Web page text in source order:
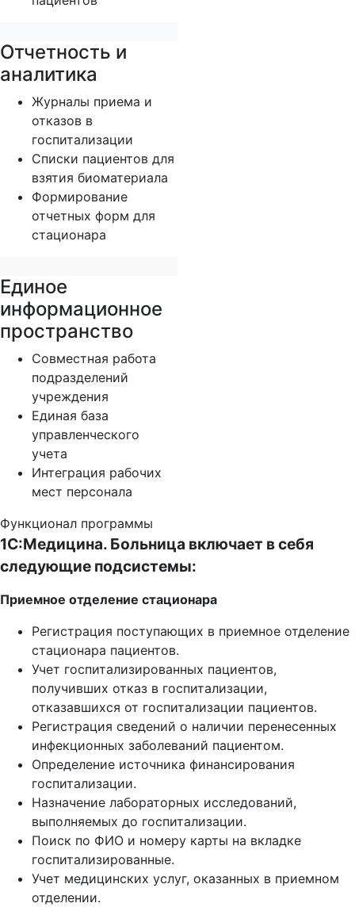
Отчетность и
аналитика
Журналы приема и
отказов в
госпитализации
Списки пациентов для
взятия биоматериала
Формирование
отчетных форм для
стационара
Единое
информационное
пространство
Совместная работа
подразделений
учреждения
Единая база
управленческого
учета
Интеграция рабочих
мест персонала
Функционал программы
1С:Медицина. Больница включает в себя
следующие подсистемы:
Приемное отделение стационара
Регистрация поступающих в приемное отделение
стационара пациентов.
Учет госпитализированных пациентов,
получивших отказ в госпитализации,
отказавшихся от госпитализации пациентов.
Регистрация сведений о наличии перенесенных
инфекционных заболеваний пациентом.
Определение источника финансирования
госпитализации.
Назначение лабораторных исследований,
выполняемых до госпитализации.
Поиск по ФИО и номеру карты на вкладке
госпитализированные.
Учет медицинских услуг, оказанных в приемном
отделении.